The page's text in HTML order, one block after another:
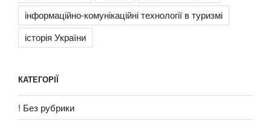
інформаційно-комунікаційні технології в туризмі
історія України
КАТЕГОРІЇ
! Без рубрики